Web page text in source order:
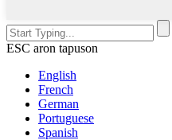
ESC aron tapuson
English
French
German
Portuguese
Spanish